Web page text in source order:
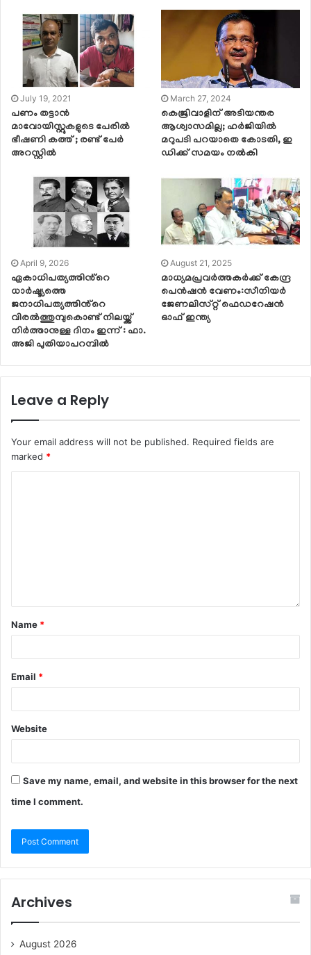
July 19, 2021
പണം തട്ടാൻ
മാവോയിസ്റ്റുകളുടെ പേരിൽ
ഭീഷണി കത്ത് ; രണ്ട് പേർ
അറസ്റ്റിൽ
March 27, 2024
കെജ്രിവാളിന് അടിയന്തര
ആശ്വാസമില്ല; ഹര്‍ജിയില്‍
മറുപടി പറയാതെ കോടതി, ഇ
ഡിക്ക് സമയം നല്‍കി
April 9, 2026
ഏകാധിപത്യത്തിൻ്റെ
ധാർഷ്ട്യത്തെ
ജനാധിപത്യത്തിൻ്റെ
വിരൽത്തുമ്പുകൊണ്ട് നിലയ്ക്ക്
നിർത്താനുള്ള ദിനം ഇന്ന് : ഫാ.
അജി പുതിയാപറമ്പിൽ
August 21, 2025
മാധ്യമപ്രവർത്തകർക്ക് കേന്ദ്ര
പെൻഷൻ വേണം:സീനിയർ
ജേണലിസ്‌റ്റ് ഫെഡറേഷൻ
ഓഫ് ഇന്ത്യ
Leave a Reply
Your email address will not be published. Required fields are
marked *
Name *
Email *
Website
Save my name, email, and website in this browser for the next
time I comment.
Archives
August 2026